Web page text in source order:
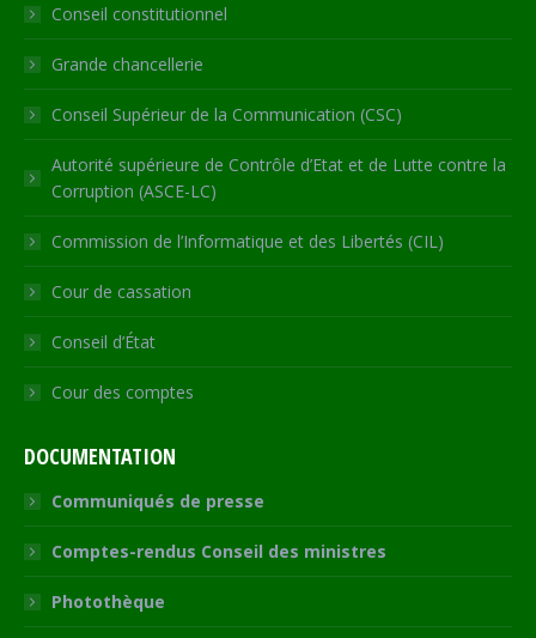
windowwindowwindowwindow
new
Conseil constitutionnel
Grande chancellerie
Conseil Supérieur de la Communication (CSC)
Autorité supérieure de Contrôle d’Etat et de Lutte contre la
Corruption (ASCE-LC)
Commission de l’Informatique et des Libertés (CIL)
Cour de cassation
Conseil d’État
Cour des comptes
DOCUMENTATION
Communiqués de presse
Comptes-rendus Conseil des ministres
Photothèque